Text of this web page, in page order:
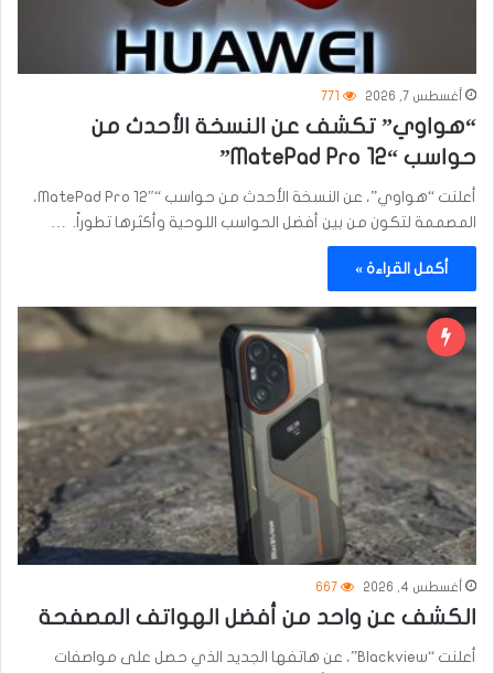
أغسطس 7, 2026 771
“هواوي” تكشف عن النسخة الأحدث من
حواسب “MatePad Pro 12”
أعلنت “هواوي”، عن النسخة الأحدث من حواسب “MatePad Pro 12″،
المصممة لتكون من بين أفضل الحواسب اللوحية وأكثرها تطوراً. …
أكمل القراءة »
أغسطس 4, 2026 667
الكشف عن واحد من أفضل الهواتف المصفحة
أعلنت “Blackview”، عن هاتفها الجديد الذي حصل على مواصفات